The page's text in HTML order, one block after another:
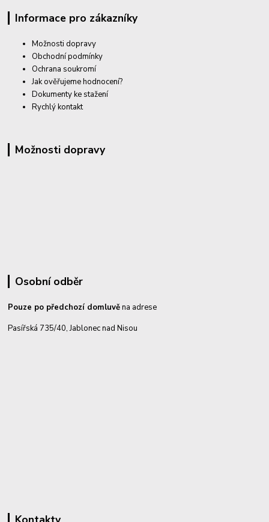
Informace pro zákazníky
Možnosti dopravy
Obchodní podmínky
Ochrana soukromí
Jak ověřujeme hodnocení?
Dokumenty ke stažení
Rychlý kontakt
Možnosti dopravy
Osobní odběr
Pouze po předchozí domluvěna adrese
Pasířská 735/40, Jablonec nad Nisou